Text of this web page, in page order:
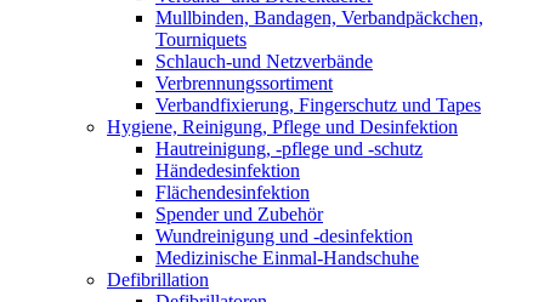
Mullbinden, Bandagen, Verbandpäckchen,
Tourniquets
Schlauch-und Netzverbände
Verbrennungssortiment
Verbandfixierung, Fingerschutz und Tapes
Hygiene, Reinigung, Pflege und Desinfektion
Hautreinigung, -pflege und -schutz
Händedesinfektion
Flächendesinfektion
Spender und Zubehör
Wundreinigung und -desinfektion
Medizinische Einmal-Handschuhe
Defibrillation